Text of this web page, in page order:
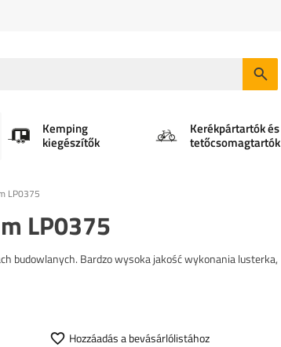
Kemping
kiegészítők
Kerékpártartók és
tetőcsomagtartók
LP0375
LP0375
budowlanych. Bardzo wysoka jakość wykonania lusterka,
Hozzáadás a bevásárlólistához